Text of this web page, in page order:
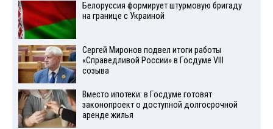
Белоруссия формирует штурмовую бригаду
на границе с Украиной
Сергей Миронов подвел итоги работы
«Справедливой России» в Госдуме VIII
созыва
Вместо ипотеки: в Госдуме готовят
законопроект о доступной долгосрочной
аренде жилья